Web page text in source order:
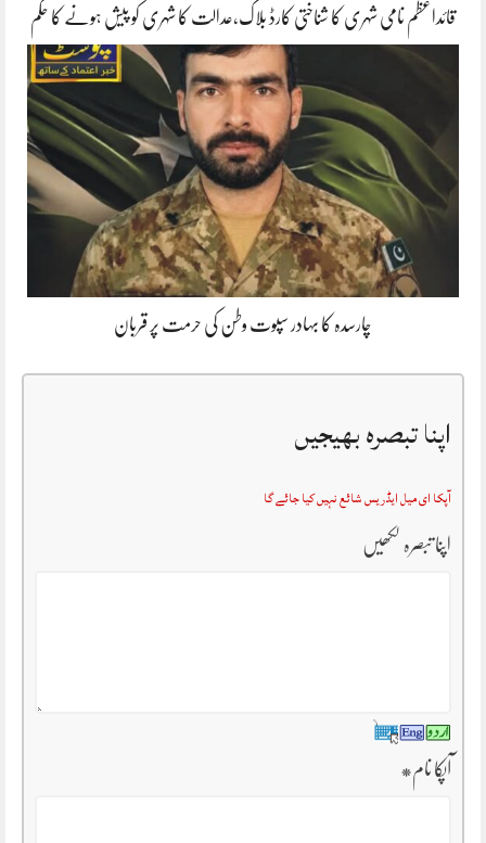
قائداعظم نامی شہری کا شناختی کارڈ بلاک،عدالت کا شہری کو پیش ہونے کا حکم
چارسدہ کا بہادر سپوت وطن کی حرمت پر قربان
اپنا تبصرہ بھیجیں
آپکا ای میل ایڈریس شائع نہیں کیا جائے گا
اپنا تبصرہ لکھیں
آپکا نام*